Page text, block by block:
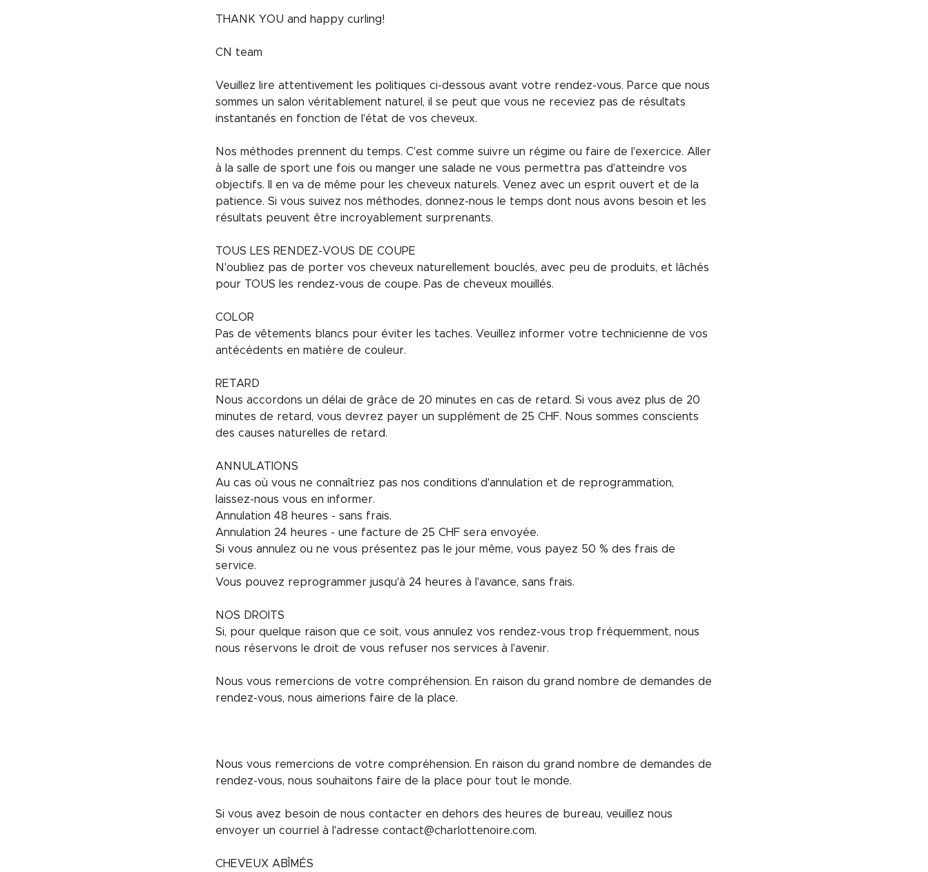
THANK YOU and happy curling!
CN team
Veuillez lire attentivement les politiques ci-dessous avant votre rendez-vous. Parce que nous
sommes un salon véritablement naturel, il se peut que vous ne receviez pas de résultats
instantanés en fonction de l'état de vos cheveux.
Nos méthodes prennent du temps. C'est comme suivre un régime ou faire de l'exercice. Aller
à la salle de sport une fois ou manger une salade ne vous permettra pas d'atteindre vos
objectifs. Il en va de même pour les cheveux naturels. Venez avec un esprit ouvert et de la
patience. Si vous suivez nos méthodes, donnez-nous le temps dont nous avons besoin et les
résultats peuvent être incroyablement surprenants.
TOUS LES RENDEZ-VOUS DE COUPE
N'oubliez pas de porter vos cheveux naturellement bouclés, avec peu de produits, et lâchés
pour TOUS les rendez-vous de coupe. Pas de cheveux mouillés.
COLOR
Pas de vêtements blancs pour éviter les taches. Veuillez informer votre technicienne de vos
antécédents en matière de couleur.
RETARD
Nous accordons un délai de grâce de 20 minutes en cas de retard. Si vous avez plus de 20
minutes de retard, vous devrez payer un supplément de 25 CHF. Nous sommes conscients
des causes naturelles de retard.
ANNULATIONS
Au cas où vous ne connaîtriez pas nos conditions d'annulation et de reprogrammation,
laissez-nous vous en informer.
Annulation 48 heures - sans frais.
Annulation 24 heures - une facture de 25 CHF sera envoyée.
Si vous annulez ou ne vous présentez pas le jour même, vous payez 50 % des frais de
service.
Vous pouvez reprogrammer jusqu'à 24 heures à l'avance, sans frais.
NOS DROITS
Si, pour quelque raison que ce soit, vous annulez vos rendez-vous trop fréquemment, nous
nous réservons le droit de vous refuser nos services à l'avenir.
Nous vous remercions de votre compréhension. En raison du grand nombre de demandes de
rendez-vous, nous aimerions faire de la place.
Nous vous remercions de votre compréhension. En raison du grand nombre de demandes de
rendez-vous, nous souhaitons faire de la place pour tout le monde.
Si vous avez besoin de nous contacter en dehors des heures de bureau, veuillez nous
envoyer un courriel à l'adresse contact@charlottenoire.com.
CHEVEUX ABÎMÉS